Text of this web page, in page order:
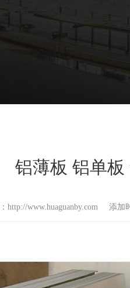
铝薄板 铝单板
http://www.huaguanby.com 添加